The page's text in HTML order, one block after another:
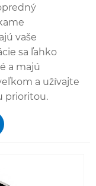
vaše
sa ľahko
a majú
a užívajte
prioritou.